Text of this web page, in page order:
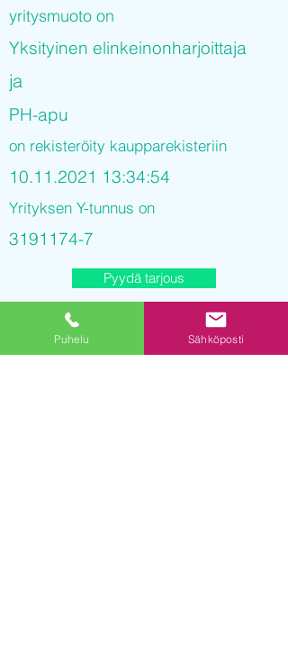
yritysmuoto on
Yksityinen elinkeinonharjoittaja
ja
PH-apu
on rekisteröity kaupparekisteriin
10.11.2021 13:34:54
Yrityksen Y-tunnus on
3191174-7
Pyydä tarjous
Puhelu Sähköposti